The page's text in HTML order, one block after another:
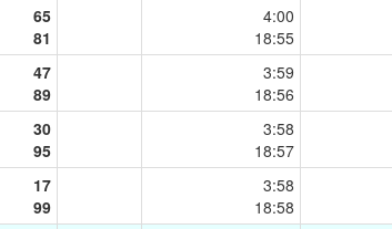
65
81
4:00
18:55
47
89
3:59
18:56
30
95
3:58
18:57
17
99
3:58
18:58